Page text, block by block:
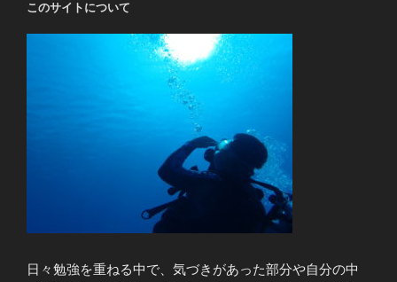
ン
このサイトについて
日々勉強を重ねる中で、気づきがあった部分や自分の中